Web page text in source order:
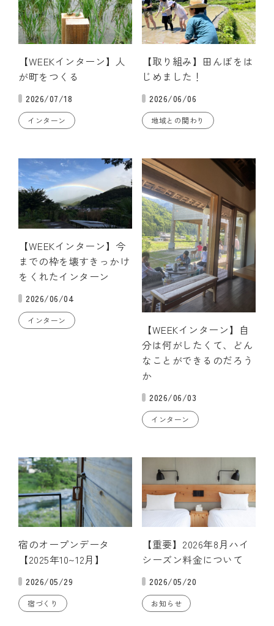
【WEEKインターン】人
が町をつくる
2026/07/18
インターン
【取り組み】田んぼをは
じめました！
2026/06/06
地域との関わり
【WEEKインターン】今
までの枠を壊すきっかけ
をくれたインターン
2026/06/04
インターン
【WEEKインターン】自
分は何がしたくて、どん
なことができるのだろう
か
2026/06/03
インターン
宿のオープンデータ
【2025年10~12月】
2026/05/29
宿づくり
【重要】2026年8月ハイ
シーズン料金について
2026/05/20
お知らせ